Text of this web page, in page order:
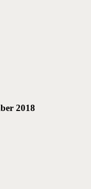
2018